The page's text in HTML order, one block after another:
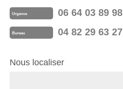
Urgence 06 64 03 89 98
Bureau 04 82 29 63 27
Nous localiser